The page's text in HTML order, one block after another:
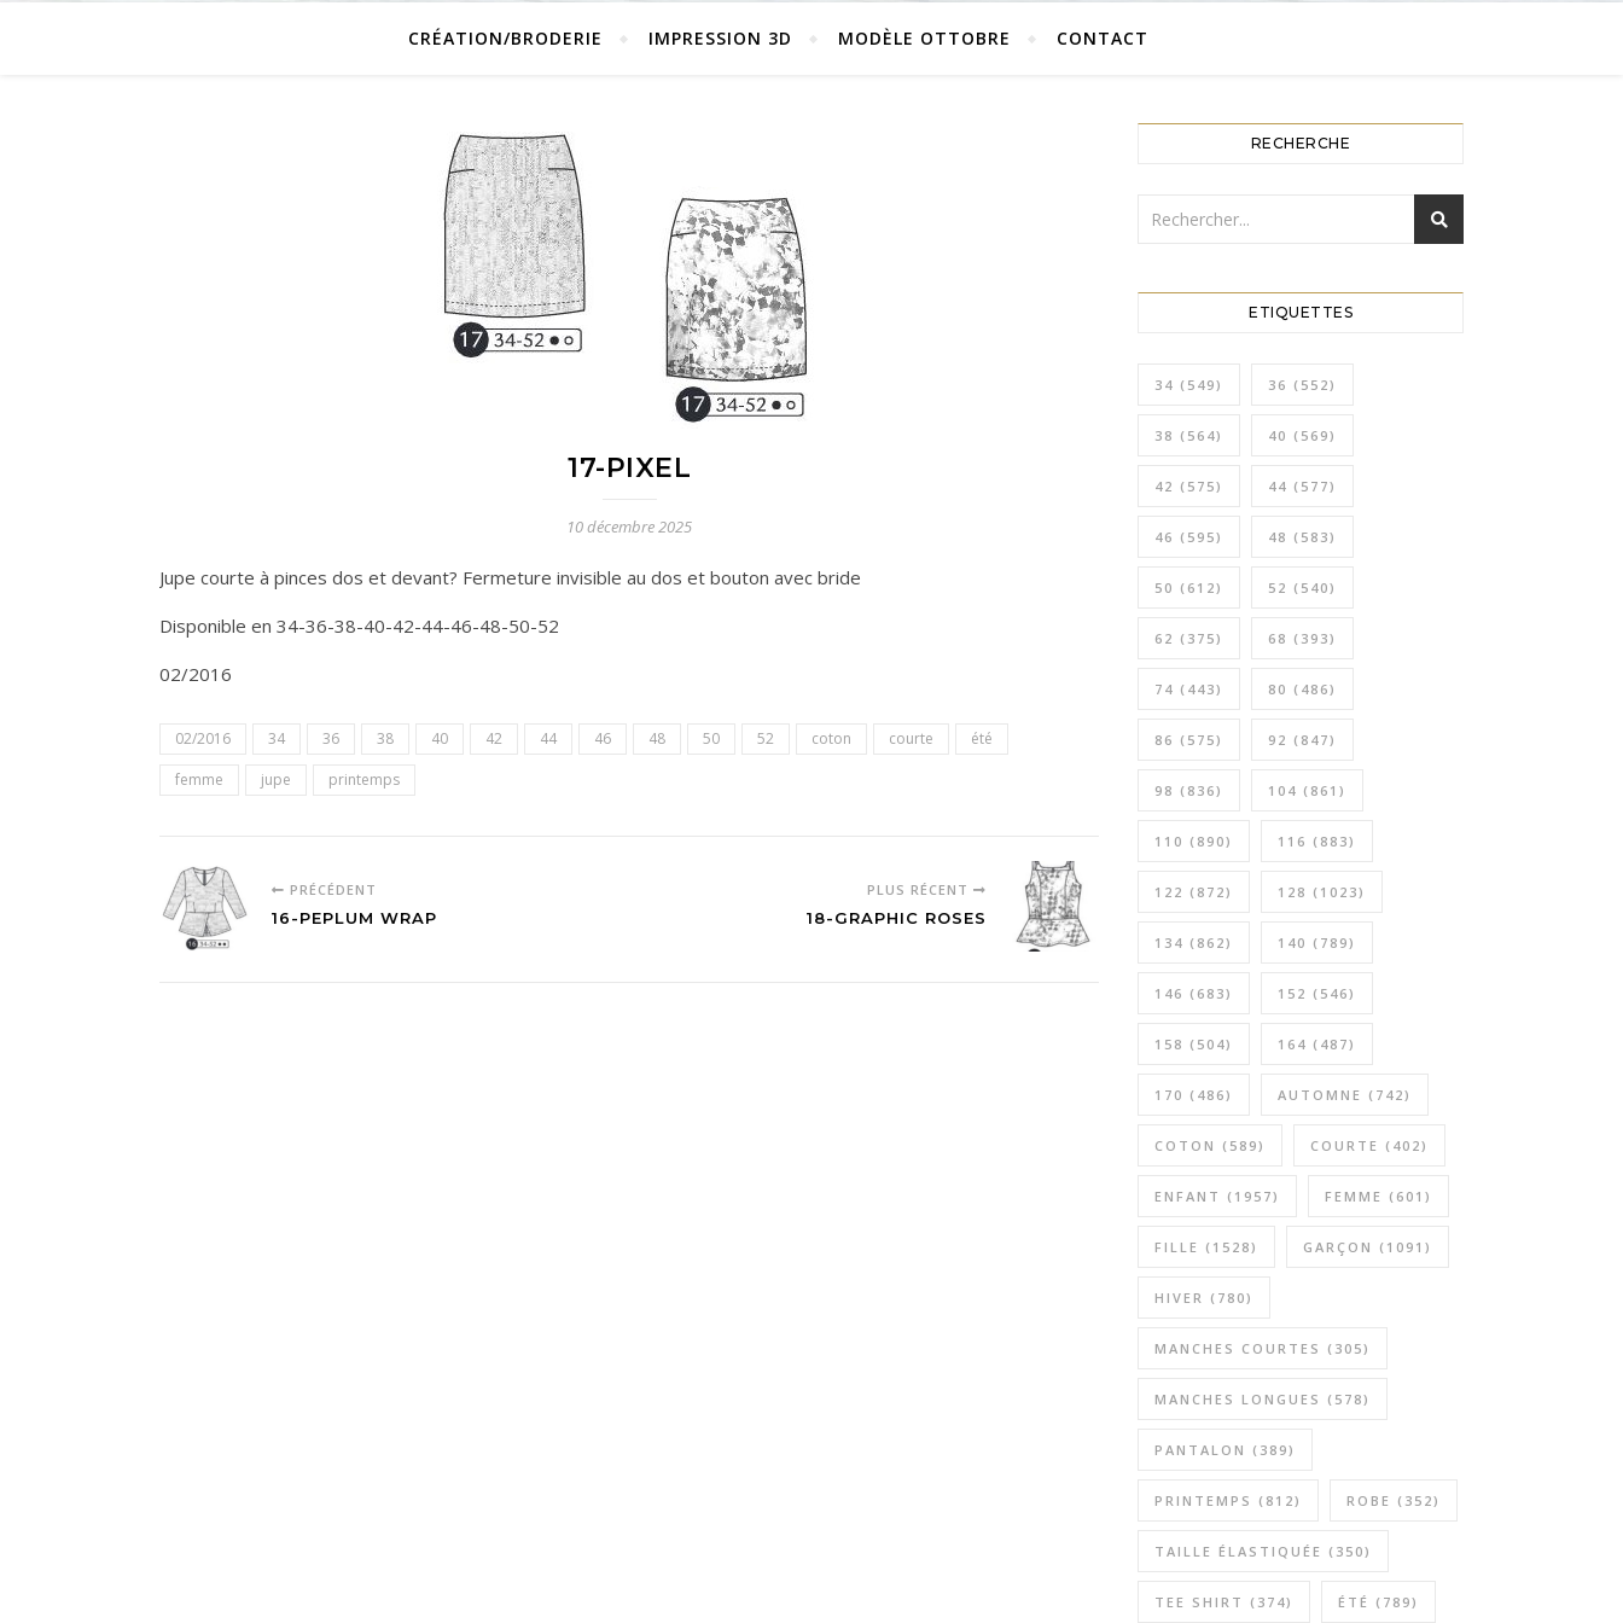
CRÉATION/BRODERIE IMPRESSION 3D MODÈLE OTTOBRE CONTACT
17-PIXEL
10 décembre 2025
Jupe courte à pinces dos et devant? Fermeture invisible au dos et bouton avec bride
Disponible en 34-36-38-40-42-44-46-48-50-52
02/2016
02/2016 34 36 38 40 42 44 46 48 50 52 coton courte
été
femme
jupe printemps
PRÉCÉDENT
16-PEPLUM WRAP
PLUS RÉCENT
18-GRAPHIC ROSES
RECHERCHE
ETIQUETTES
34 (549) 36 (552)
38 (564) 40 (569)
42 (575) 44 (577)
46 (595) 48 (583)
50 (612) 52 (540)
62 (375) 68 (393)
74 (443) 80 (486)
86 (575) 92 (847)
98 (836) 104 (861)
110 (890) 116 (883)
122 (872) 128 (1023)
134 (862) 140 (789)
146 (683) 152 (546)
158 (504) 164 (487)
170 (486) AUTOMNE (742)
COTON (589) COURTE (402)
ENFANT (1957) FEMME (601)
FILLE (1528) GARÇON (1091)
HIVER (780)
MANCHES COURTES (305)
MANCHES LONGUES (578)
PANTALON (389)
PRINTEMPS (812) ROBE (352)
TAILLE ÉLASTIQUÉE (350)
TEE SHIRT (374) ÉTÉ (789)